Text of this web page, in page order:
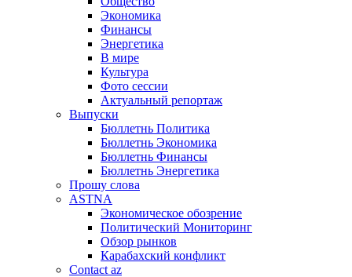
Экономика
Финансы
Энергетика
В мире
Культура
Фото сессии
Актуальный репортаж
Выпуски
Бюллетнь Политика
Бюллетнь Экономика
Бюллетнь Финансы
Бюллетнь Энергетика
Прошу слова
ASTNA
Экономическое обозрение
Политический Мониторинг
Обзор рынков
Карабахский конфликт
Contact az